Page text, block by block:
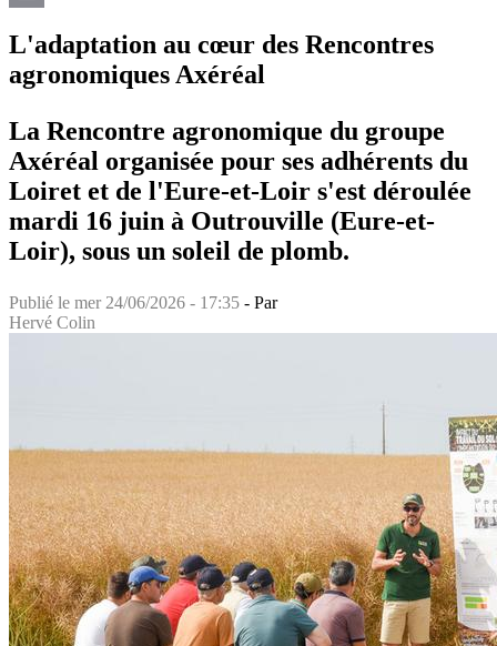
L'adaptation au cœur des Rencontres
agronomiques Axéréal
La Rencontre agronomique du groupe
Axéréal organisée pour ses adhérents du
Loiret et de l'Eure-et-Loir s'est déroulée
mardi 16 juin à Outrouville (Eure-et-
Loir), sous un soleil de plomb.
Publié le mer 24/06/2026 - 17:35 - Par
Hervé Colin